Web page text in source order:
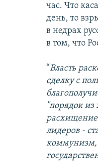
час. Что
день, то
в недрах
в том, что
“Власть
сделку с
"порядок из
расхищение
лидеров -
коммунизм,